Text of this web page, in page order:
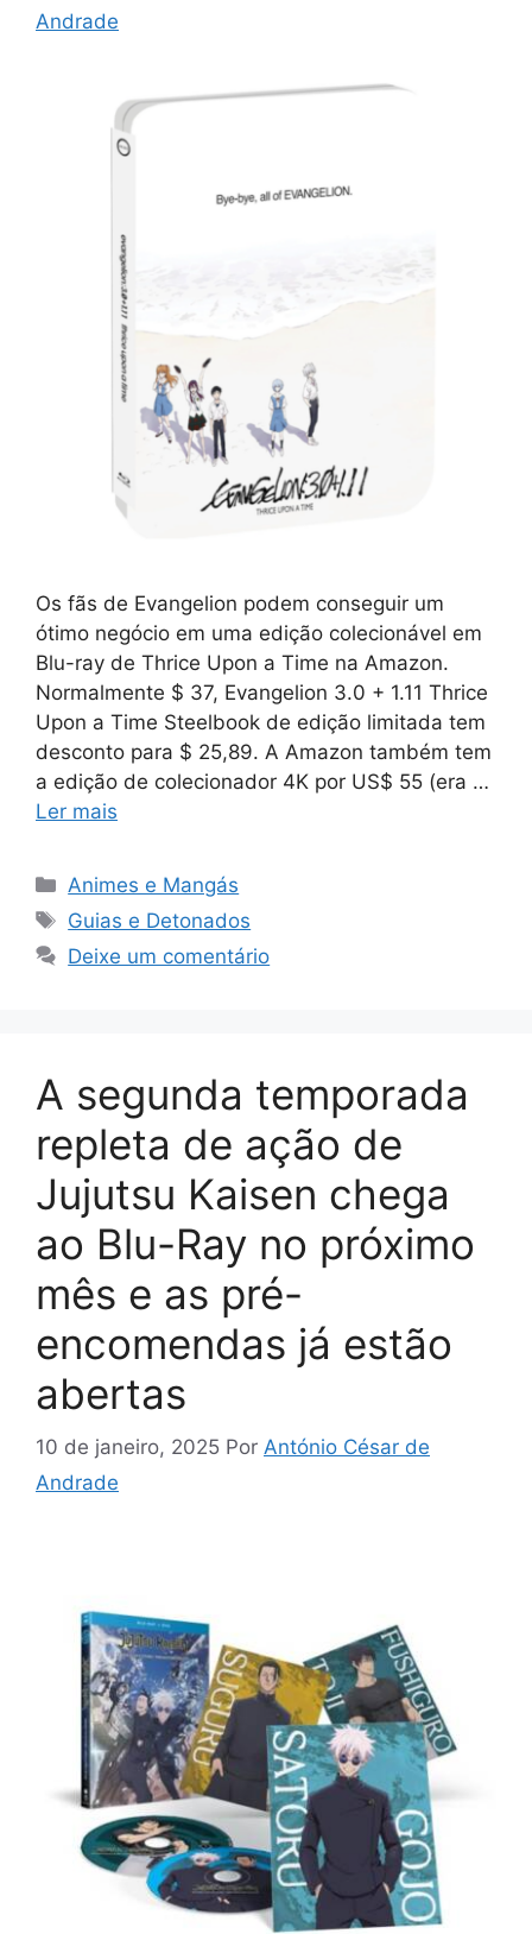
Andrade
Os fãs de Evangelion podem conseguir um
ótimo negócio em uma edição colecionável em
Blu-ray de Thrice Upon a Time na Amazon.
Normalmente $ 37, Evangelion 3.0 + 1.11 Thrice
Upon a Time Steelbook de edição limitada tem
desconto para $ 25,89. A Amazon também tem
a edição de colecionador 4K por US$ 55 (era …
Ler mais
Categorias
Animes e Mangás
Tags
Guias e Detonados
Deixe um comentário
A segunda temporada
repleta de ação de
Jujutsu Kaisen chega
ao Blu-Ray no próximo
mês e as pré-
encomendas já estão
abertas
10 de janeiro, 2025 Por António César de
Andrade